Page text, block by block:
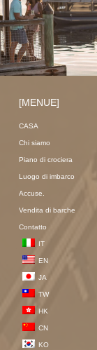
[MENUE]
CASA
Chi siamo
Piano di crociera
Luogo di imbarco
Accuse.
Vendita di barche
Contatto
IT
EN
JA
TW
HK
CN
KO